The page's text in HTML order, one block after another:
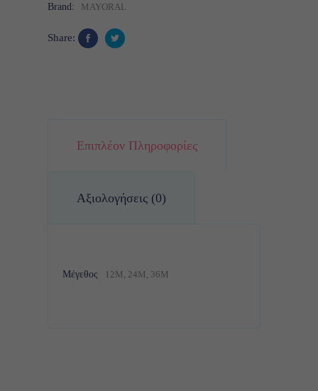
Brand: MAYORAL
Share:
Επιπλέον Πληροφορίες
Αξιολογήσεις (0)
Μέγεθος 12M, 24M, 36M